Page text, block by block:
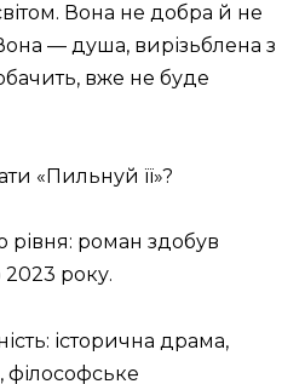
Вона не добра й не
— душа, вирізьблена з
вже не буде
«Пильнуй її»?
роман здобув
2023 року.
історична драма,
філософське